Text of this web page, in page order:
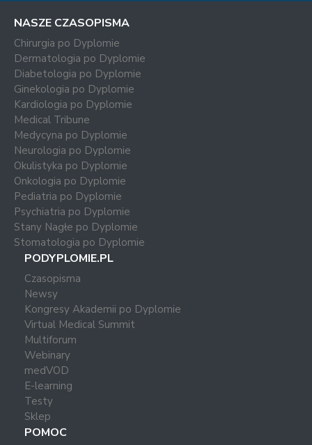
NASZE CZASOPISMA
Chirurgia po Dyplomie
Dermatologia po Dyplomie
Diabetologia po Dyplomie
Ginekologia po Dyplomie
Kardiologia po Dyplomie
Medical Tribune
Medycyna po Dyplomie
Neurologia po Dyplomie
Okulistyka po Dyplomie
Onkologia po Dyplomie
Pediatria po Dyplomie
Psychiatria po Dyplomie
Stany Nagłe po Dyplomie
Stomatologia po Dyplomie
PODYPLOMIE.PL
Czasopisma
Newsy
Kongresy Akademii po Dyplomie
Virtual Medical Summit
Multiforum
Webinary
medVOD
E-learning
Testy
Sklep
POMOC